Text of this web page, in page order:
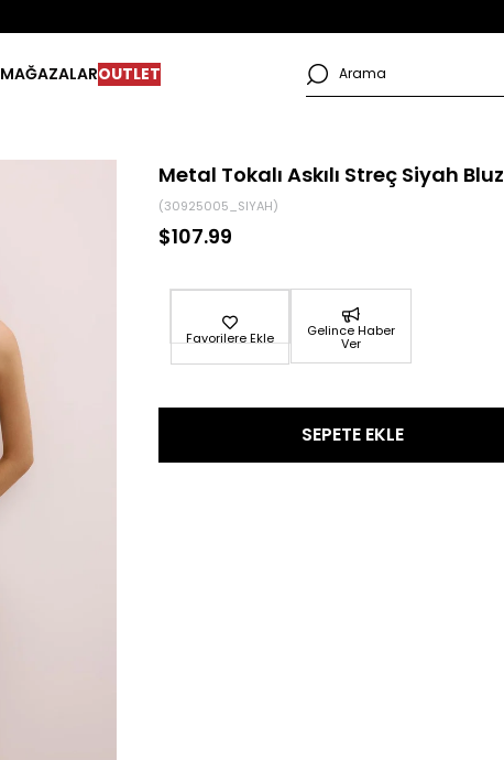
MAĞAZALAROUTLET
Metal Tokalı Askılı Streç Siyah Bluz
(30925005_SIYAH)
$107.99
Favorilere Ekle Gelince Haber
Ver